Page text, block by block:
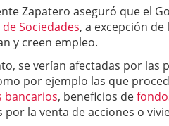
Zapatero aseguró que el
Sociedades, a excepción
y creen empleo.
se verían afectadas por las
por ejemplo las que
bancarios, beneficios de
por la venta de acciones o